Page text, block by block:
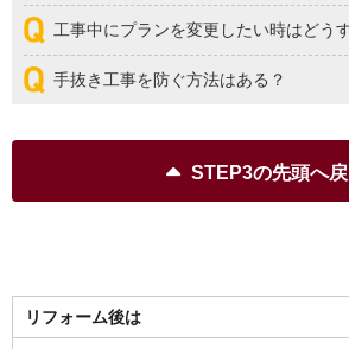
工事中にプランを変更したい時はどう
手抜き工事を防ぐ方法はある？
STEP3の先頭へ
リフォーム後は